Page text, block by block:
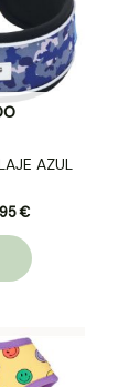
AZUL
€
hasta
13,95 €
múltiples
variantes.
Las
opciones
elegir
de
Este
producto